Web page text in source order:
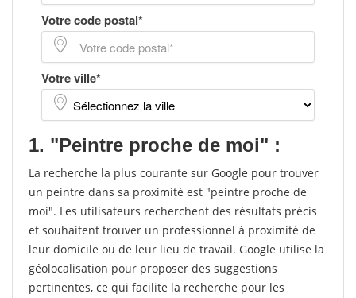
1. "Peintre proche de moi" :
La recherche la plus courante sur Google pour trouver
un peintre dans sa proximité est "peintre proche de
moi". Les utilisateurs recherchent des résultats précis
et souhaitent trouver un professionnel à proximité de
leur domicile ou de leur lieu de travail. Google utilise la
géolocalisation pour proposer des suggestions
pertinentes, ce qui facilite la recherche pour les